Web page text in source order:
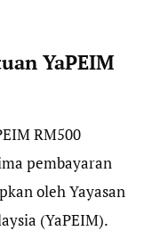
YaPEIM
RM500
pembayaran
oleh Yayasan
(YaPEIM).